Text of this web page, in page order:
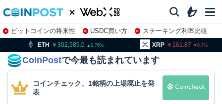
ビットコインの将来性 USDC買い方
ステーキング利率比較
株特集・関連銘柄
0.76 XRP 0.7 BNB
CoinPostで今最も読まれています
コインチェック、1銘柄の上場廃止を発
表